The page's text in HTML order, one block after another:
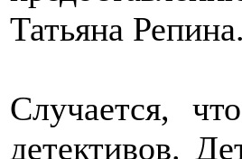
Татьяна Репина.
Случается,
детективов.